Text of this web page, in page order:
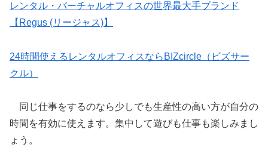
レンタル・バーチャルオフィスの世界最大手ブランド
【Regus (リージャス)】
24時間使えるレンタルオフィスならBIZcircle（ビズサー
クル）
同じ仕事をするのなら少しでも生産性の高い方が自分の
時間を有効に使えます。集中して遊びも仕事も楽しみまし
ょう。